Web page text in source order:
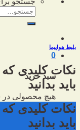
0
سبد خرید
هیچ محصولی در
بلیط هواپیما
نکات کلیدی که
باید بدانید
نکات کلیدی که
باید بدانید